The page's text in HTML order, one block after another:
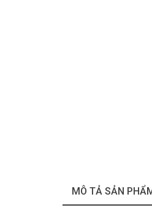
MÔ TẢ SẢN